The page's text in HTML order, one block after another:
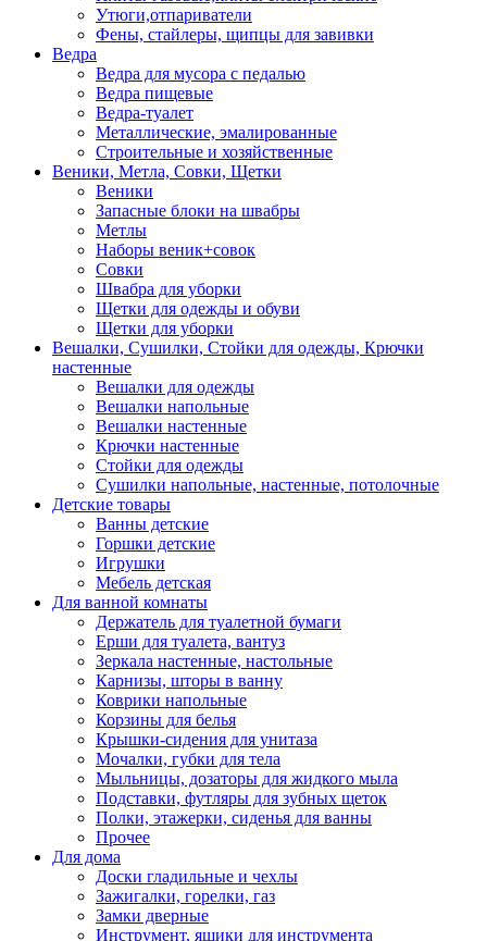
Утюги,отпариватели
Фены, стайлеры, щипцы для завивки
Ведра
Ведра для мусора с педалью
Ведра пищевые
Ведра-туалет
Металлические, эмалированные
Строительные и хозяйственные
Веники, Метла, Совки, Щетки
Веники
Запасные блоки на швабры
Метлы
Наборы веник+совок
Совки
Швабра для уборки
Щетки для одежды и обуви
Щетки для уборки
Вешалки, Сушилки, Стойки для одежды, Крючки
настенные
Вешалки для одежды
Вешалки напольные
Вешалки настенные
Крючки настенные
Стойки для одежды
Сушилки напольные, настенные, потолочные
Детские товары
Ванны детские
Горшки детские
Игрушки
Мебель детская
Для ванной комнаты
Держатель для туалетной бумаги
Ерши для туалета, вантуз
Зеркала настенные, настольные
Карнизы, шторы в ванну
Коврики напольные
Корзины для белья
Крышки-сидения для унитаза
Мочалки, губки для тела
Мыльницы, дозаторы для жидкого мыла
Подставки, футляры для зубных щеток
Полки, этажерки, сиденья для ванны
Прочее
Для дома
Доски гладильные и чехлы
Зажигалки, горелки, газ
Замки дверные
Инструмент, ящики для инструмента